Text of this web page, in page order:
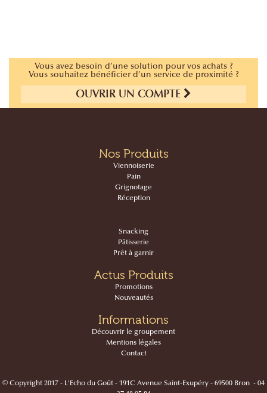
Vous avez besoin d’une solution pour vos achats ?
Vous souhaitez bénéficier d’un service de proximité ?
OUVRIR UN COMPTE
Nos Produits
Viennoiserie
Pain
Grignotage
Réception
Snacking
Pâtisserie
Prêt à garnir
Actus Produits
Promotions
Nouveautés
Informations
Découvrir le groupement
Mentions légales
Contact
© Copyright 2017 - L'Echo du Goût - 191C Avenue Saint-Exupéry - 69500 Bron - 04